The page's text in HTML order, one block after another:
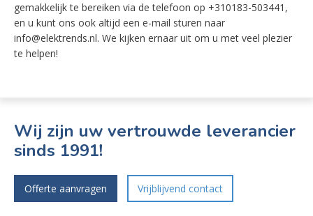
gemakkelijk te bereiken via de telefoon op +310183-503441,
en u kunt ons ook altijd een e-mail sturen naar
info@elektrends.nl. We kijken ernaar uit om u met veel plezier
te helpen!
Wij zijn uw vertrouwde leverancier
sinds 1991!
Offerte aanvragen Vrijblijvend contact